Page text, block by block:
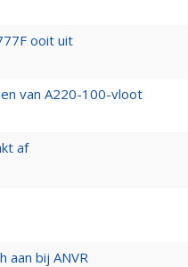
ooit uit
van A220-100-vloot
af
aan bij ANVR